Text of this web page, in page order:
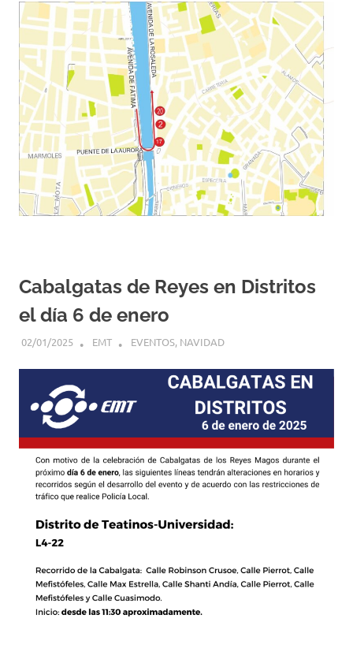
Cabalgatas de Reyes en Distritos
el día 6 de enero
02/01/2025 EMT EVENTOS, NAVIDAD